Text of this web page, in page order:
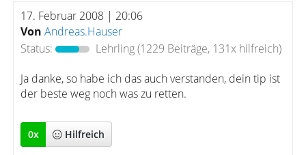
17. Februar 2008 | 20:06
Von Andreas.Hauser
Status:
Lehrling(1229 Beiträge, 131x hilfreich)
Ja danke, so habe ich das auch verstanden, dein tip ist
der beste weg noch was zu retten.
0x Hilfreich